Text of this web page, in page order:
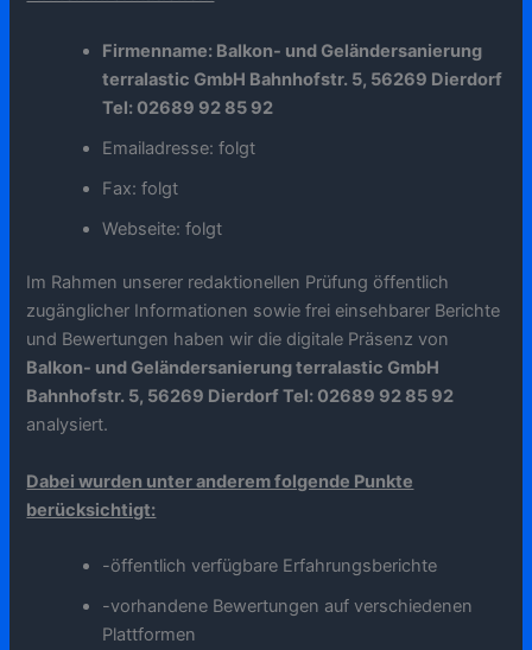
Firmenname: Balkon- und Geländersanierung
terralastic GmbH Bahnhofstr. 5, 56269 Dierdorf
Tel: 02689 92 85 92
Emailadresse: folgt
Fax: folgt
Webseite: folgt
Im Rahmen unserer redaktionellen Prüfung öffentlich
zugänglicher Informationen sowie frei einsehbarer Berichte
und Bewertungen haben wir die digitale Präsenz von
Balkon- und Geländersanierung terralastic GmbH
Bahnhofstr. 5, 56269 Dierdorf Tel: 02689 92 85 92
analysiert.
Dabei wurden unter anderem folgende Punkte
berücksichtigt:
-öffentlich verfügbare Erfahrungsberichte
-vorhandene Bewertungen auf verschiedenen
Plattformen